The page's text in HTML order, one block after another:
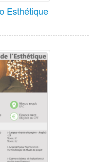
Esthétique